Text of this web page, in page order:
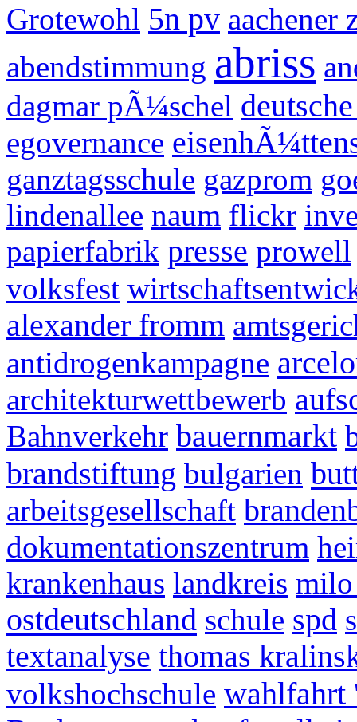
Grotewohl 5n pv aachener
abendstimmung abriss
dagmar pÃ¼schel
egovernance
ganztagsschule gazprom
lindenallee naum flickr
papierfabrik presse prowell
volksfest
alexander fromm
antidrogenkampagne
architekturwettbewerb
Bahnverkehr bauernmarkt
brandstiftung bulgarien
arbeitsgesellschaft
dokumentationszentrum
krankenhaus landkreis
ostdeutschland schule spd
textanalyse thomas
volkshochschule wahlfahrt